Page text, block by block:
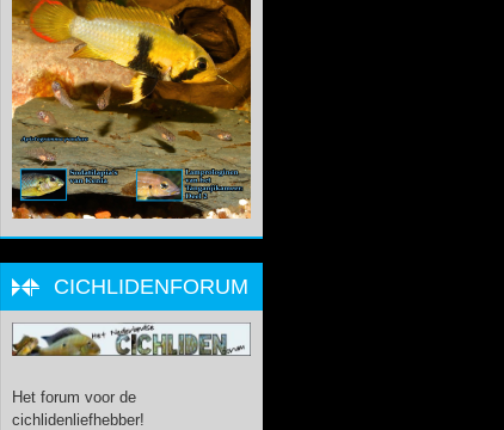
CICHLIDENFORUM
Het forum voor de
cichlidenliefhebber!